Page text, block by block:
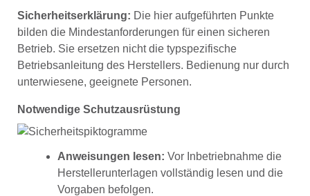
Sicherheitserklärung: Die hier aufgeführten Punkte
bilden die Mindestanforderungen für einen sicheren
Betrieb. Sie ersetzen nicht die typspezifische
Betriebsanleitung des Herstellers. Bedienung nur durch
unterwiesene, geeignete Personen.
Notwendige Schutzausrüstung
Anweisungen lesen: Vor Inbetriebnahme die
Herstellerunterlagen vollständig lesen und die
Vorgaben befolgen.